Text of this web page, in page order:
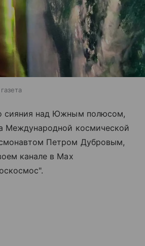
сияния над Южным полюсом,
Международной космической
Петром Дубровым,
канале в Max